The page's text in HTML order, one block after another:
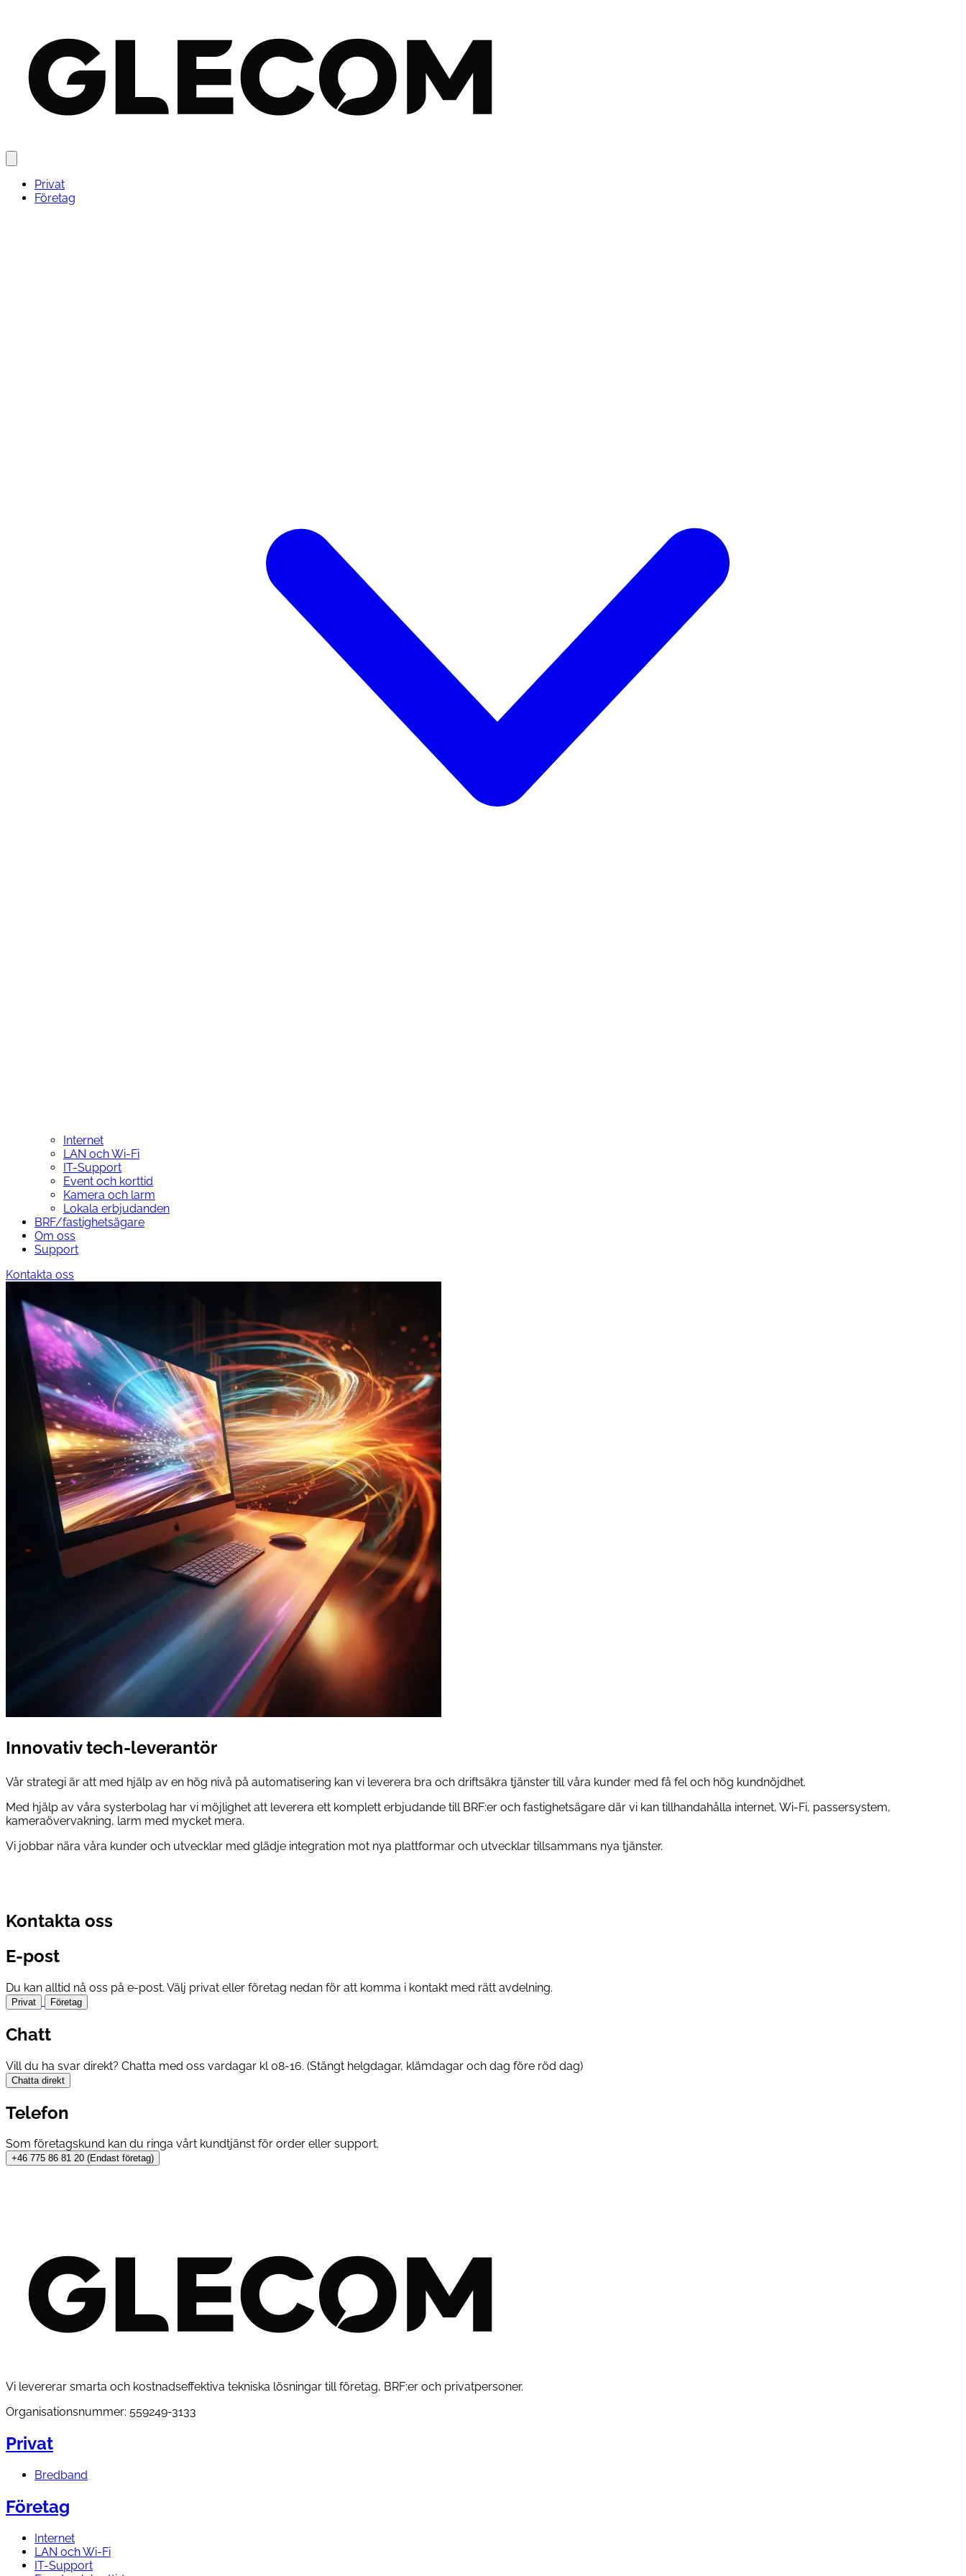
Privat
Företag
Internet
LAN och Wi-Fi
IT-Support
Event och korttid
Kamera och larm
Lokala erbjudanden
BRF/fastighetsägare
Om oss
Support
Kontakta oss
Innovativtech-leverantör
Vår strategi är att med hjälp av en hög nivå på automatisering kan vi leverera bra och driftsäkra tjänster till våra kunder med få fel och hög kundnöjdhet.
Med hjälp av våra systerbolag har vi möjlighet att leverera ett komplett erbjudande till BRF:er och fastighetsägare där vi kan tillhandahålla internet, Wi-Fi, passersystem,
kameraövervakning, larm med mycket mera.
Vi jobbar nära våra kunder och utvecklar med glädje integration mot nya plattformar och utvecklar tillsammans nya tjänster.
Kontakta oss
E-post
Du kan alltid nå oss på e-post. Välj privat eller företag nedan för att komma i kontakt med rätt avdelning.
Privat Företag
Chatt
Vill du ha svar direkt? Chatta med oss vardagar kl 08-16. (Stängt helgdagar, klämdagar och dag före röd dag)
Chatta direkt
Telefon
Som företagskund kan du ringa vårt kundtjänst för order eller support.
+46 775 86 81 20 (Endast företag)
Vi levererar smarta och kostnadseffektiva tekniska lösningar till företag, BRF:er och privatpersoner.
Organisationsnummer: 559249-3133
Privat
Bredband
Företag
Internet
LAN och Wi-Fi
IT-Support